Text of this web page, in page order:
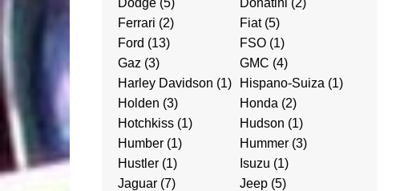
Militaires Anciens
Militaires récents
Dodge (5) Donatini (2)
Ferrari (2) Fiat(5)
Ford (13) FSO(1)
Gaz (3) GMC (4)
Harley Davidson (1) Hispano-Suiza (1)
Holden (3) Honda (2)
Hotchkiss (1) Hudson (1)
Humber (1) Hummer(3)
Hustler (1) Isuzu (1)
Jaguar (7) Jeep(5)